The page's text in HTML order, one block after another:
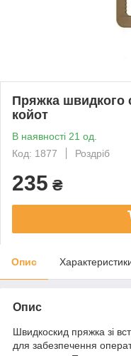
Пряжка швидкого
койот
В наявності 21 од.
Код: 1877
Роздріб
235 ₴
Опис
Опис
Швидкоскид пряжка зі
для забезпечення